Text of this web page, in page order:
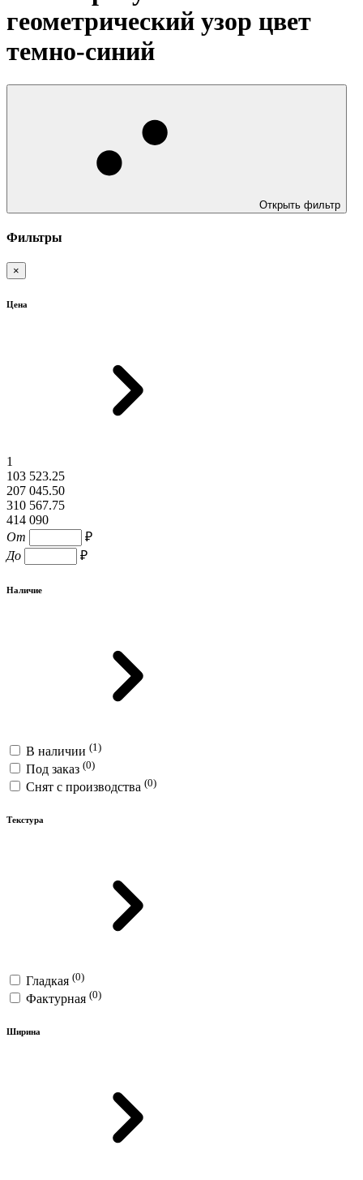
геометрический узор цвет
темно-синий
Открыть фильтр
Фильтры
×
Цена
1
103 523.25
207 045.50
310 567.75
414 090
От
₽
До
₽
Наличие
В наличии (1)
Под заказ (0)
Снят с производства (0)
Текстура
Гладкая (0)
Фактурная (0)
Ширина